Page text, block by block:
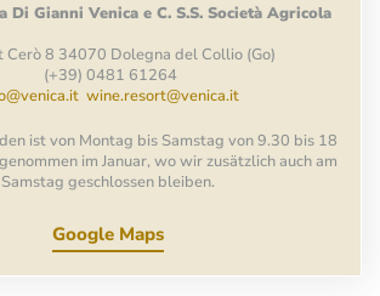
Di Gianni Venica e C. S.S. Società Agricola
Cerò 8 34070 Dolegna del Collio (Go)
(+39) 0481 61264
wine.resort@venica.it
ist von Montag bis Samstag von 9.30 bis 18
im Januar, wo wir zusätzlich auch am
Samstag geschlossen bleiben.
Google Maps